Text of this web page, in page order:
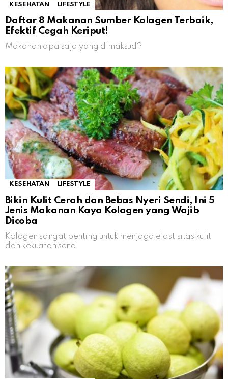
KESEHATAN LIFESTYLE
Daftar 8 Makanan Sumber Kolagen Terbaik,
Efektif Cegah Keriput!
Makanan apa saja yang dimaksud?
KESEHATAN LIFESTYLE
Bikin Kulit Cerah dan Bebas Nyeri Sendi, Ini 5
Jenis Makanan Kaya Kolagen yang Wajib
Dicoba
Kolagen sangat penting untuk menjaga elastisitas kulit
dan kekuatan sendi